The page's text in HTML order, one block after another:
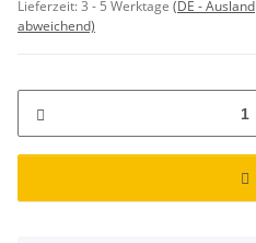
Lieferzeit:3 - 5 Werktage (DE - Ausland
abweichend)